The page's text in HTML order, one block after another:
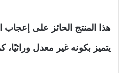
هذا المنتج الحائز على إعجاب
يتميز بكونه غير معدل وراثيًا،